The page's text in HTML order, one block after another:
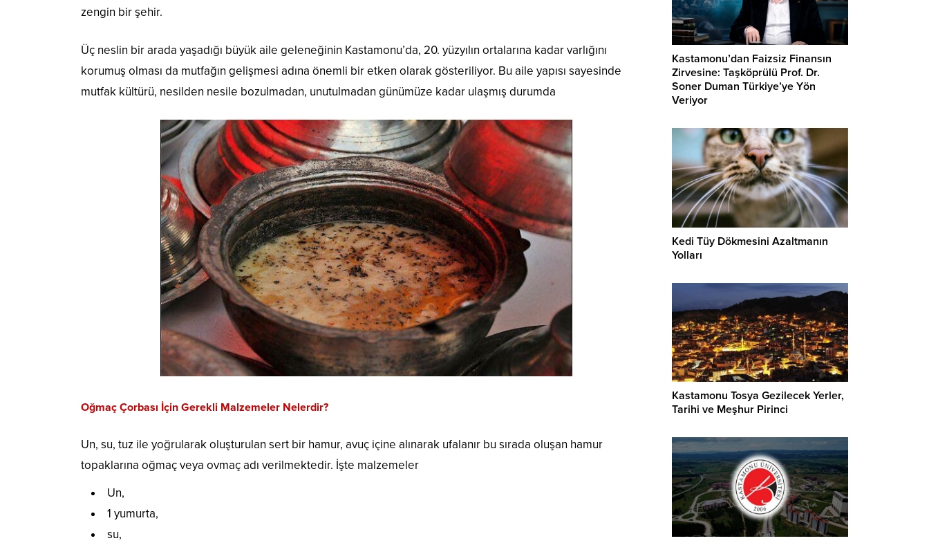
zengin bir şehir.
Üç neslin bir arada yaşadığı büyük aile geleneğinin Kastamonu’da, 20. yüzyılın ortalarına kadar varlığını
korumuş olması da mutfağın gelişmesi adına önemli bir etken olarak gösteriliyor. Bu aile yapısı sayesinde
mutfak kültürü, nesilden nesile bozulmadan, unutulmadan günümüze kadar ulaşmış durumda
Oğmaç Çorbası İçin Gerekli Malzemeler Nelerdir?
Un, su, tuz ile yoğrularak oluşturulan sert bir hamur, avuç içine alınarak ufalanır bu sırada oluşan hamur
topaklarına oğmaç veya ovmaç adı verilmektedir. İşte malzemeler
Un,
1 yumurta,
su,
Kastamonu’dan Faizsiz Finansın
Zirvesine: Taşköprülü Prof. Dr.
Soner Duman Türkiye’ye Yön
Veriyor
Kedi Tüy Dökmesini Azaltmanın
Yolları
Kastamonu Tosya Gezilecek Yerler,
Tarihi ve Meşhur Pirinci